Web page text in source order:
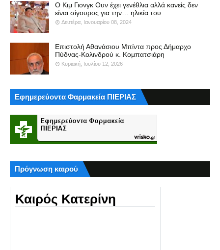
Ο Κιμ Γιονγκ Ουν έχει γενέθλια αλλά κανείς δεν
είναι σίγουρος για την… ηλικία του
Δευτέρα, Ιανουαρίου 08, 2024
Επιστολή Αθανάσιου Μπίντα προς Δήμαρχο
Πύδνας-Κολινδρού κ. Κομπατσιάρη
Κυριακή, Ιουλίου 12, 2026
Εφημερεύοντα Φαρμακεία ΠΙΕΡΙΑΣ
Πρόγνωση καιρού
Καιρός Κατερίνη